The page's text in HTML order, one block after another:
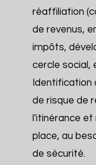
réaffiliation
de revenus,
impôts,
cercle social,
de risque de
l'itinérance et
place, au
de sécurité.